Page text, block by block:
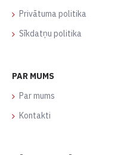
Privātuma politika
Sīkdatņu politika
PAR MUMS
Par mums
Kontakti